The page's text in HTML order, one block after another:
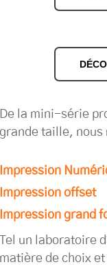
la mini-série
taille, nous
offset
grand
un laboratoire
de choix